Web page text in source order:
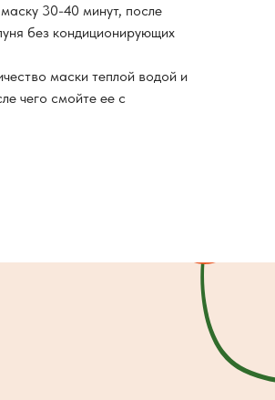
30-40 минут, после
без кондиционирующих
маски теплой водой и
чего смойте ее с